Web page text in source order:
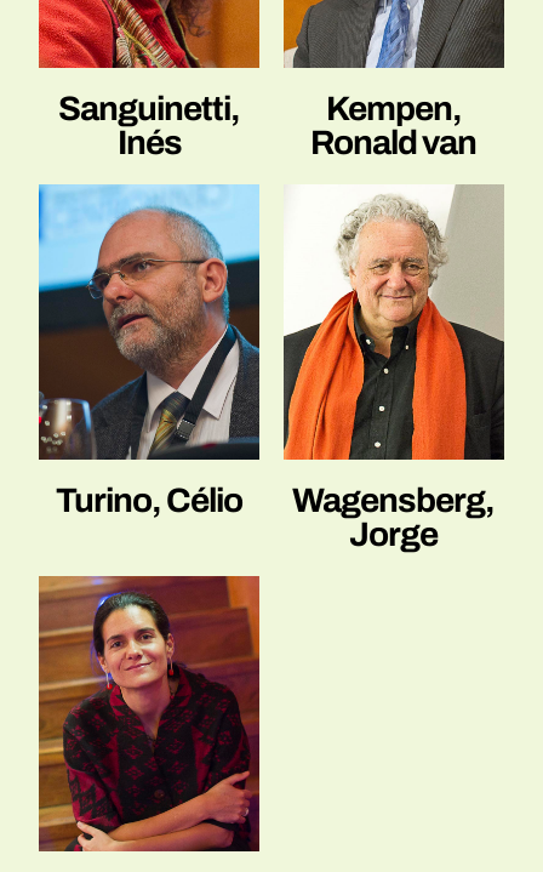
Sanguinetti,
Inés
Kempen,
Ronald van
Turino, Célio
Wagensberg,
Jorge